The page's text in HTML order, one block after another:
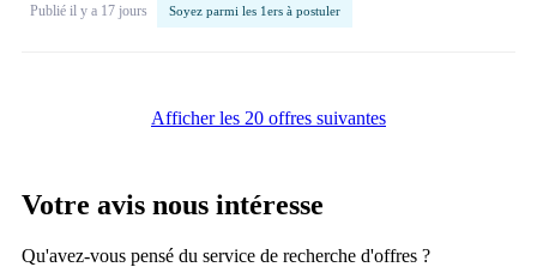
Publié il y a 17 jours Soyez parmi les 1ers à postuler
Afficher les 20 offres suivantes
Votre avis nous intéresse
Qu'avez-vous pensé du service de recherche d'offres ?